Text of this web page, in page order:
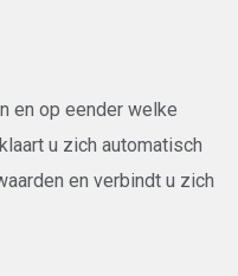
en op eender welke
u zich automatisch
en verbindt u zich